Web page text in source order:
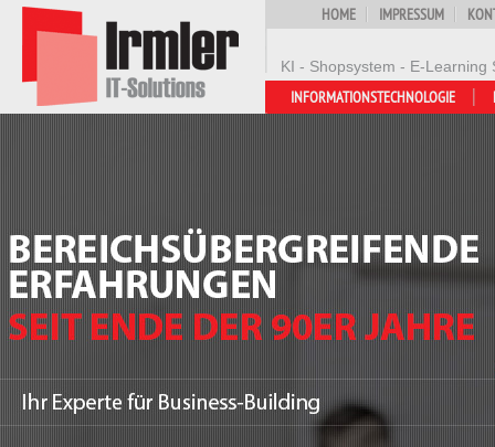
KI - Shopsystem - E-
HOME IMPRESSUM
INFORMATIONSTECHNOLOGIE